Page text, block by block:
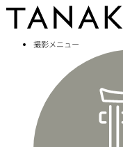
撮影メニュー